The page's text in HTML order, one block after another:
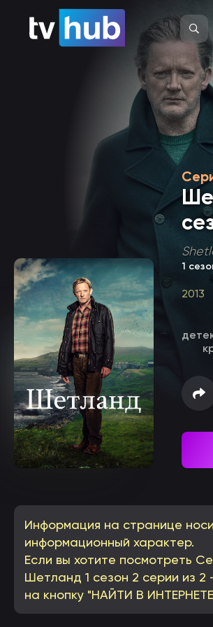
1
2013
Информация на странице
информационный характер.
Если вы хотите посмотреть
Шетланд 1 сезон 2 серии из
на кнопку "НАЙТИ В